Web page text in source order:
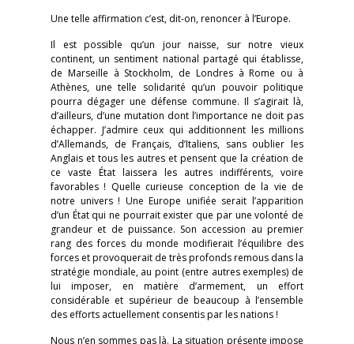
Une telle affirmation c’est, dit-on, renoncer à l’Europe.
Il est possible qu’un jour naisse, sur notre vieux
continent, un sentiment national partagé qui établisse,
de Marseille à Stockholm, de Londres à Rome ou à
Athènes, une telle solidarité qu’un pouvoir politique
pourra dégager une défense commune. Il s’agirait là,
d’ailleurs, d’une mutation dont l’importance ne doit pas
échapper. J’admire ceux qui additionnent les millions
d’Allemands, de Français, d’Italiens, sans oublier les
Anglais et tous les autres et pensent que la création de
ce vaste État laissera les autres indifférents, voire
favorables ! Quelle curieuse conception de la vie de
notre univers ! Une Europe unifiée serait l’apparition
d’un État qui ne pourrait exister que par une volonté de
grandeur et de puissance. Son accession au premier
rang des forces du monde modifierait l’équilibre des
forces et provo­querait de très profonds remous dans la
stratégie mondiale, au point (entre autres exemples) de
lui imposer, en matière d’armement, un effort
considérable et supérieur de beaucoup à l’ensemble
des efforts actuellement consentis par les nations !
Nous n’en sommes pas là. La situation présente impose